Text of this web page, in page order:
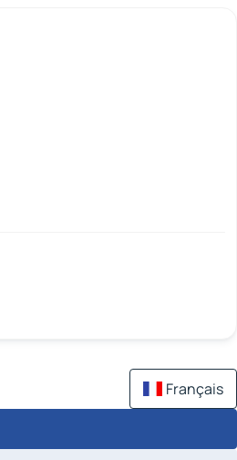
Français